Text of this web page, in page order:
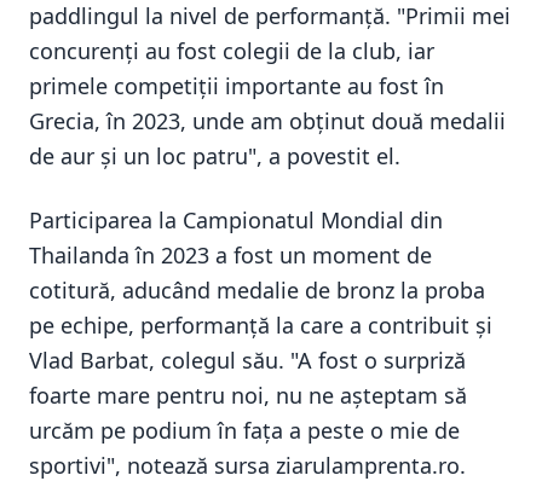
paddlingul la nivel de performanță. "Primii mei
concurenți au fost colegii de la club, iar
primele competiții importante au fost în
Grecia, în 2023, unde am obținut două medalii
de aur și un loc patru", a povestit el.
Participarea la Campionatul Mondial din
Thailanda în 2023 a fost un moment de
cotitură, aducând medalie de bronz la proba
pe echipe, performanță la care a contribuit și
Vlad Barbat, colegul său. "A fost o surpriză
foarte mare pentru noi, nu ne așteptam să
urcăm pe podium în fața a peste o mie de
sportivi", notează sursa ziarulamprenta.ro.